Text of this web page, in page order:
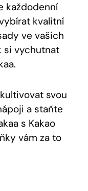
každodenní
‍kvalitní
ve vašich
si​ vychutnat
svou
a‍ staňte
s Kakao
vám za to